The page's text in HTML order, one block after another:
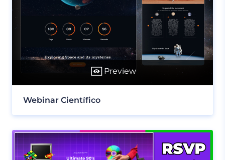
Preview
Webinar Científico